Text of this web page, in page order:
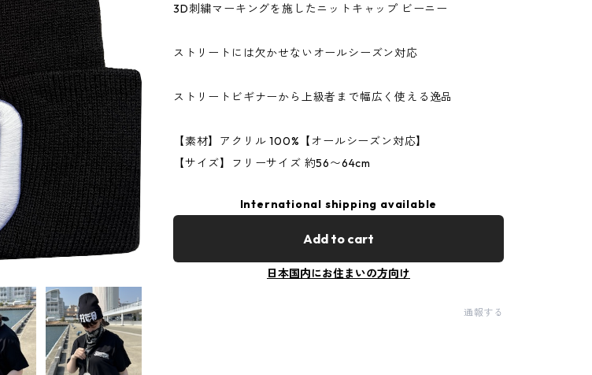
3D刺繍マーキングを施したニットキャップ ビーニー
ストリートには欠かせないオールシーズン対応
ストリートビギナーから上級者まで幅広く使える逸品
【素材】アクリル 100%【オールシーズン対応】
【サイズ】フリーサイズ 約56〜64cm
International shipping available
Add to cart
日本国内にお住まいの方向け
通報する